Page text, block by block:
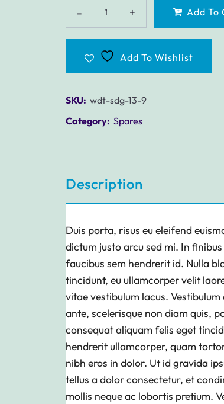
Add To
Add To Wishlist
SKU: wdt-sdg-13-9
Category: Spares
Description
Duis porta, risus eu eleifend
dictum justo arcu sed mi. In
faucibus sem hendrerit id. Nulla
tincidunt, eu ullamcorper velit
vitae vestibulum lacus.
ante, scelerisque non diam quis,
consequat aliquam felis eget
hendrerit ullamcorper, quam
nibh eros in dolor. Ut id gravida
tellus a dolor consectetur, et
mollis neque ac lobortis pretium.